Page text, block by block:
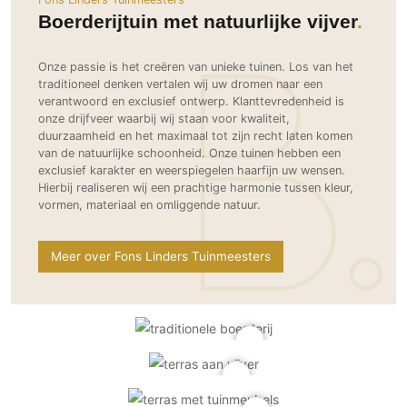
Woondecoratie
Inrichting
Roomdividers
Bedden
Meubels
Verlichting
Haarden
Interieurbouw
Trappen
Ramen
Deursystemen
Glazen wandsystemen
Vouwwanden
Garagedeuren
Zonwering
Zonwering
Buitenshutters
Tuinmeubelen
Omheining
Hekwerken en poorten
Zwemmen
Zwembad en zwemvijver
Tuin wellness
Natuursteen en keramiek
Kinderkamer
Slaapkamer
Thuisbioscoop
Toilet
Werkkamer
Wijnkelder
Buitenkijken
Boerderijtuin met natuurlijke vijver
Onze passie is het creëren van unieke tuinen. Los van het
traditioneel denken vertalen wij uw dromen naar een
verantwoord en exclusief ontwerp. Klanttevredenheid is
onze drijfveer waarbij wij staan voor kwaliteit,
duurzaamheid en het maximaal tot zijn recht laten komen
van de natuurlijke schoonheid. Onze tuinen hebben een
exclusief karakter en weerspiegelen haarfijn uw wensen.
Hierbij realiseren wij een prachtige harmonie tussen kleur,
vormen, materiaal en omliggende natuur.
Meer over Fons Linders Tuinmeesters